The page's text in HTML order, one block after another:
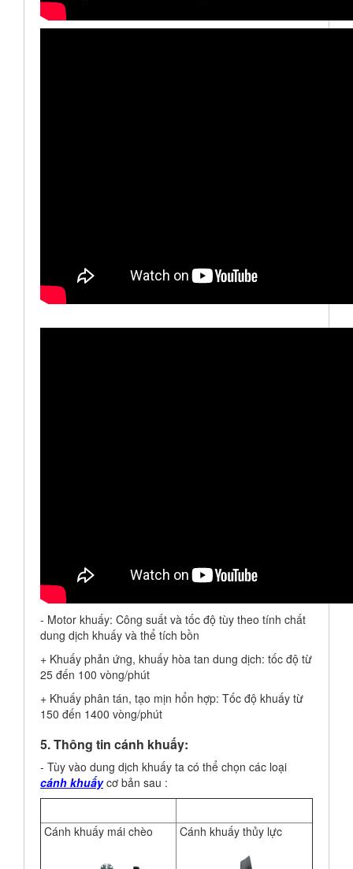
- Motor khuấy: Công suất và tốc độ tùy theo tính chất
dung dịch khuấy và thể tích bồn
+ Khuấy phản ứng, khuấy hòa tan dung dịch: tốc độ từ
25 đến 100 vòng/phút
+ Khuấy phân tán, tạo mịn hổn hợp: Tốc độ khuấy từ
150 đến 1400 vòng/phút
5. Thông tin cánh khuấy:
- Tùy vào dung dịch khuấy ta có thể chọn các loại
cánh khuấycơ bản sau :
Cánh khuấy mái chèo Cánh khuấy thủy lực